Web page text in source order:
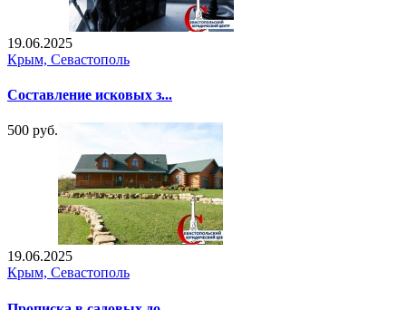
19.06.2025
Крым, Севастополь
Составление исковых з...
500 руб.
19.06.2025
Крым, Севастополь